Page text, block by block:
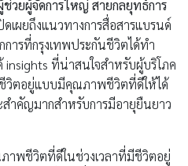
วยผู้จัดการใหญ่ สายกลยุทธ์การ
ดเผยถึงแนวทางการสื่อสารแบรนด์
ารที่กรุงเทพประกันชีวิตได้ทำ
insights ที่น่าสนใจสำหรับผู้บริโภค
วิตอยู่แบบมีคุณภาพชีวิตที่ดีให้ได้
สำคัญมากสำหรับการมีอายุยืนยาว
าพชีวิตที่ดีในช่วงเวลาที่มีชีวิตอยู่